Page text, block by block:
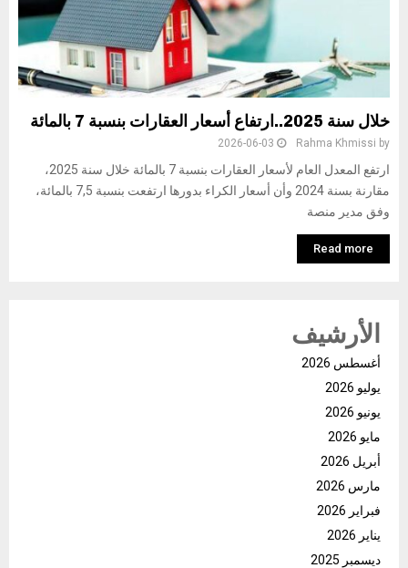
خلال سنة 2025..ارتفاع أسعار العقارات بنسبة 7 بالمائة
by
Rahma Khmissi
2026-06-03
ارتفع المعدل العام لأسعار العقارات بنسبة 7 بالمائة خلال سنة 2025،
مقارنة بسنة 2024 وأن أسعار الكراء بدورها ارتفعت بنسبة 7,5 بالمائة،
وفق مدير منصة
Read more
الأرشيف
أغسطس 2026
يوليو 2026
يونيو 2026
مايو 2026
أبريل 2026
مارس 2026
فبراير 2026
يناير 2026
ديسمبر 2025